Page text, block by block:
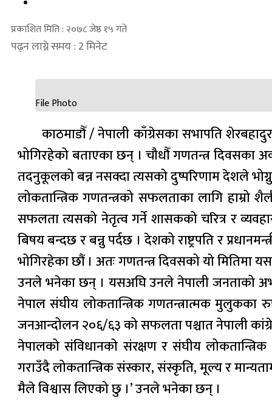
प्रकाशित मिति : २०७८ जेष्ठ १५ गते
पढ्न लाग्ने समय : 2 मिनेट
File Photo
काठमाडौँ / नेपाली काँग्रेसका सभापति
भोगिरहेको बताएका छन् । चौधौँ गणतन्त्र दिवसका
तदनुकूलको बन्न नसक्दा त्यसको दुष्परिणाम देशले
लोकतान्त्रिक गणतन्त्रको सफलताका लागि हाम्रो
सफलता त्यसको नेतृत्व गर्ने शासकको चरित्र र
बिषय बन्दछ र बन्नु पर्दछ । देशको राष्ट्रपति र
भोगिरहेका छौं । अतः गणतन्त्र दिवसको यो मितिमा
उनले भनेका छन् । यसअघि उनले नेपाली जनताको
नेपाल संघीय लोकतान्त्रिक गणतन्त्रात्मक मुलुकका
जनआन्दोलन २०६/६३ को सफलता पश्चात नेपाली
नेपालको संविधानको संरक्षण र संघीय
गराउँदै लोकतान्त्रिक संस्कार, संस्कृति, मूल्य र
मैले विश्वास लिएको छु ।’ उनले भनेका छन् ।